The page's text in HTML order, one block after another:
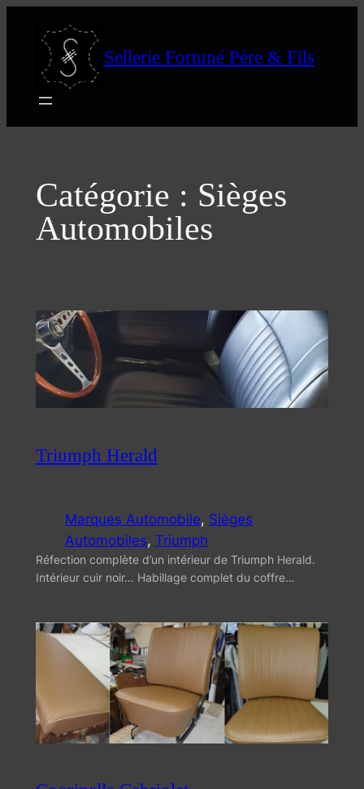
contenu
Sellerie Fortuné Père & Fils
Catégorie : Sièges
Automobiles
Triumph Herald
Marques Automobile, Sièges
Automobiles, Triumph
Réfection complète d’un intérieur de Triumph Herald.
Intérieur cuir noir… Habillage complet du coffre…